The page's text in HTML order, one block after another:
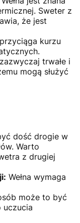
Sweter z
że jest
kurzu
trwałe i
mogą służyć
dość drogie w
Warto
z drugiej
Wełna wymaga
może to być